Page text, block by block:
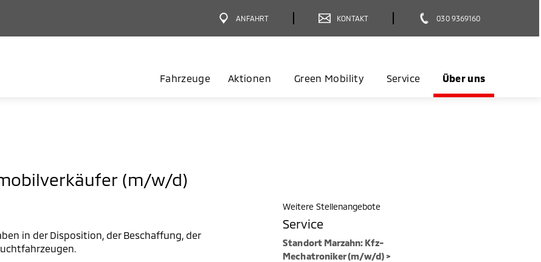
ANFAHRT KONTAKT 030 9369160
Fahrzeuge Aktionen Green Mobility Service Über uns
(m/w/d)
in der Disposition, der Beschaffung, der
Weitere Stellenangebote
Service
Standort Marzahn: Kfz-
Mechatroniker (m/w/d) >